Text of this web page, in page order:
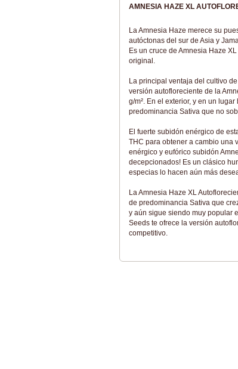
AMNESIA HAZE XL
La Amnesia Haze merece su
autóctonas del sur de Asia y
Es un cruce de Amnesia Haze
original.
La principal ventaja del cultivo
versión autofloreciente de la
g/m². En el exterior, y en un
predominancia Sativa que no
El fuerte subidón enérgico de
THC para obtener a cambio una
enérgico y eufórico subidón
decepcionados! Es un clásico
especias lo hacen aún más
La Amnesia Haze XL
de predominancia Sativa que
y aún sigue siendo muy popular
Seeds te ofrece la versión
competitivo.